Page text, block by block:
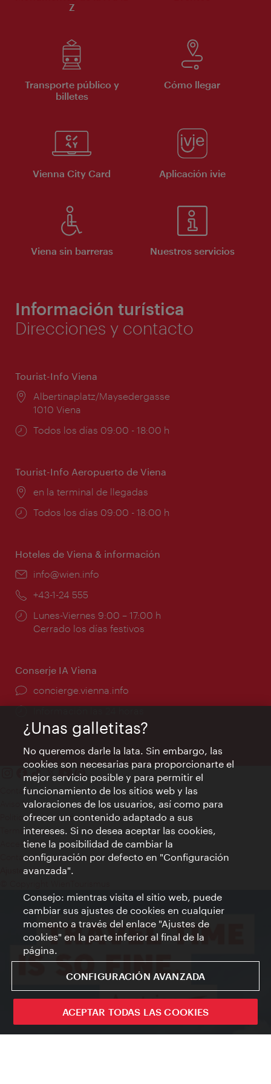
Z
Transporte público y
billetes
Cómo llegar
Vienna City Card Aplicación ivie
Viena sin barreras Nuestros servicios
Información turística
Direcciones y contacto
Tourist-Info Viena
Lugar:
Albertinaplatz/Maysedergasse
1010 Viena
Horarios
Todos los días 09:00 - 18:00 h
Tourist-Info Aeropuerto de Viena
Lugar:
en la terminal de llegadas
Horarios
Todos los días 09:00 - 18:00 h
Hoteles de Viena & información
e-
info@wien.info
Teléfono:
+43-1-24 555
Horarios
de
Lunes-Viernes 9:00 – 17:00 h
Cerrado los días festivos
Conserje IA Viena
concierge.vienna.info
Contacto
Aviso legal
Política de privacidad de datos
Terms of Use
Accesibilidad
Contacto para la prensa
Ajustes de cookie
¿Unas galletitas?
No queremos darle la lata. Sin embargo, las
cookies son necesarias para proporcionarte el
mejor servicio posible y para permitir el
funcionamiento de los sitios web y las
valoraciones de los usuarios, así como para
ofrecer un contenido adaptado a sus
intereses. Si no desea aceptar las cookies,
tiene la posibilidad de cambiar la
configuración por defecto en "Configuración
avanzada".
Consejo: mientras visita el sitio web, puede
cambiar sus ajustes de cookies en cualquier
momento a través del enlace "Ajustes de
cookies" en la parte inferior al final de la
página.
CONFIGURACIÓN AVANZADA
ACEPTAR TODAS LAS COOKIES